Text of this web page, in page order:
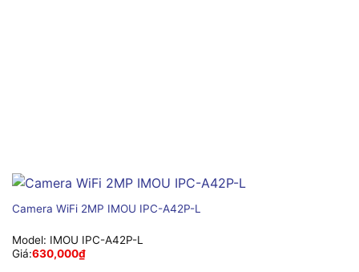
Camera WiFi 2MP IMOU IPC-A42P-L
Model: IMOU IPC-A42P-L
Giá:630,000₫